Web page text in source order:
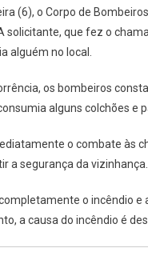
(6), o Corpo de
solicitante, que fez o
alguém no local.
os bombeiros
alguns colchões e
o combate às
a segurança da
o incêndio e
a causa do incêndio é